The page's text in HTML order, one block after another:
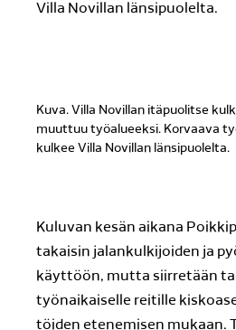
Villa Novillan länsipuolelta.
Kuva. Villa Novillan itäpuolitse
muuttuu työalueeksi. Korvaava
kulkee Villa Novillan länsipuolelta.
Kuluvan kesän aikana
takaisin jalankulkijoiden ja
käyttöön, mutta siirretään
työnaikaiselle reitille
töiden etenemisen mukaan.